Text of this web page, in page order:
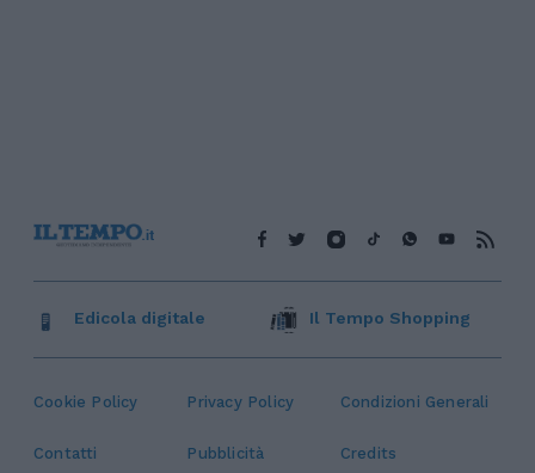
Cookie Policy Privacy Policy Condizioni Generali
Contatti Pubblicità Credits
Edicola digitale Il Tempo Shopping